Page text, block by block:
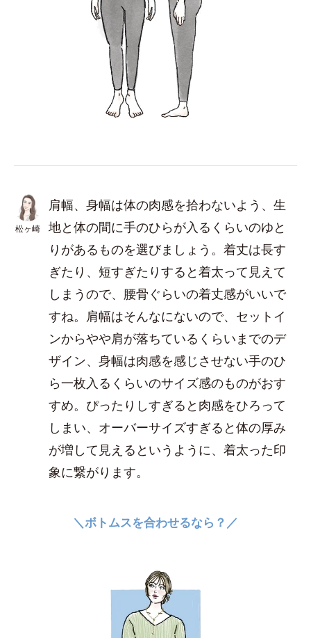
松ヶ崎
肩幅、身幅は体の肉感を拾わないよう、生
地と体の間に手のひらが入るくらいのゆと
りがあるものを選びましょう。着丈は長す
ぎたり、短すぎたりすると着太って見えて
しまうので、腰骨ぐらいの着丈感がいいで
すね。肩幅はそんなにないので、セットイ
ンからやや肩が落ちているくらいまでのデ
ザイン、身幅は肉感を感じさせない手のひ
ら一枚入るくらいのサイズ感のものがおす
すめ。ぴったりしすぎると肉感をひろって
しまい、オーバーサイズすぎると体の厚み
が増して見えるというように、着太った印
象に繋がります。
＼ボトムスを合わせるなら？／